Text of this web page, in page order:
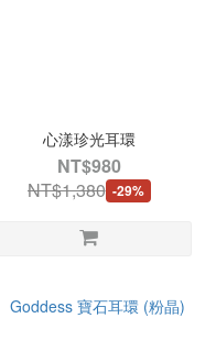
心漾珍光耳環
NT$980
NT$1,380 -29%